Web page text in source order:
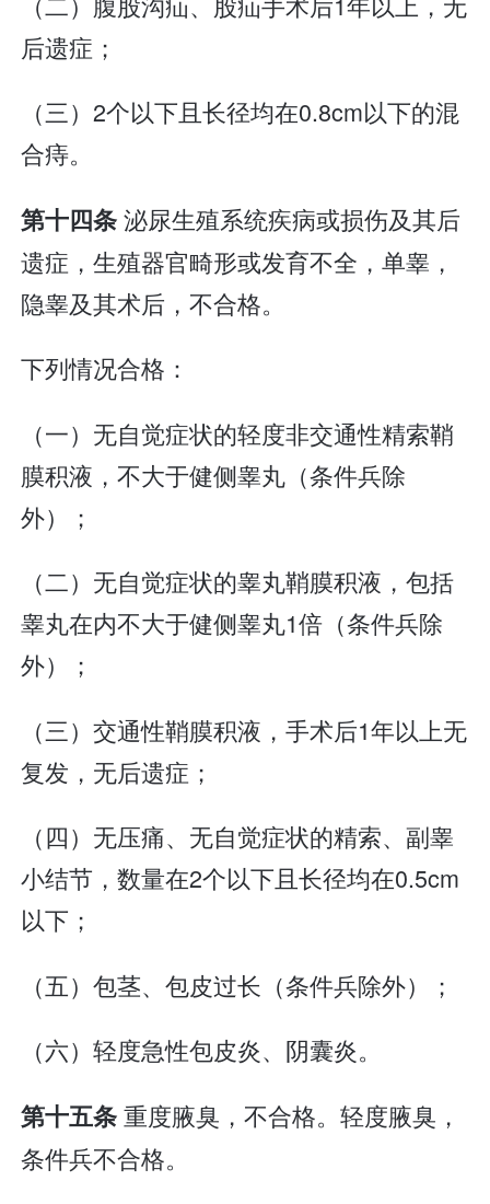
后遗症；
（三）2个以下且长径均在0.8cm以下的混
合痔。
第十四条泌尿生殖系统疾病或损伤及其后
遗症，生殖器官畸形或发育不全，单睾，
隐睾及其术后，不合格。
下列情况合格：
（一）无自觉症状的轻度非交通性精索鞘
膜积液，不大于健侧睾丸（条件兵除
外）；
（二）无自觉症状的睾丸鞘膜积液，包括
睾丸在内不大于健侧睾丸1倍（条件兵除
外）；
（三）交通性鞘膜积液，手术后1年以上无
复发，无后遗症；
（四）无压痛、无自觉症状的精索、副睾
小结节，数量在2个以下且长径均在0.5cm
以下；
（五）包茎、包皮过长（条件兵除外）；
（六）轻度急性包皮炎、阴囊炎。
第十五条重度腋臭，不合格。轻度腋臭，
条件兵不合格。